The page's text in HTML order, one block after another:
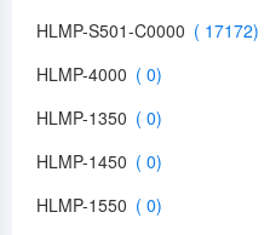
HLMP-S501-C0000
HLMP-4000
HLMP-1350
HLMP-1450
HLMP-1550